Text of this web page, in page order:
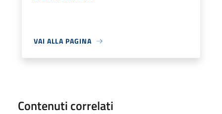
VAI ALLA PAGINA
Contenuti correlati